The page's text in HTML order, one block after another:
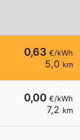
0,63 €/kWh
5,0 km
0,00 €/kWh
7,2 km